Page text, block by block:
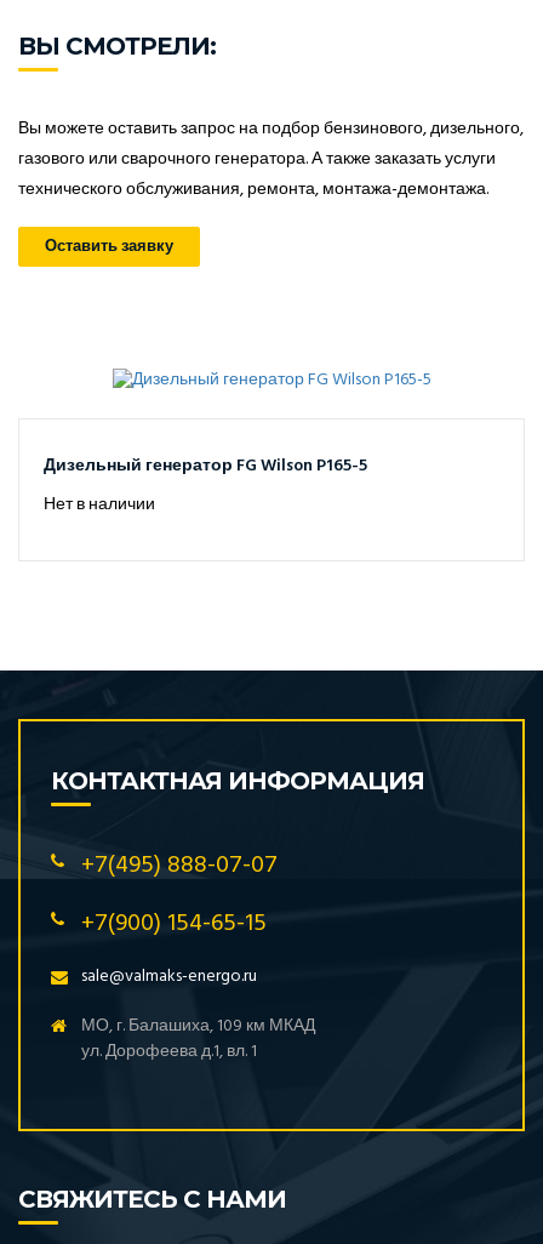
ВЫ СМОТРЕЛИ:
Вы можете оставить запрос на подбор бензинового, дизельного,
газового или сварочного генератора. А также заказать услуги
технического обслуживания, ремонта, монтажа-демонтажа.
Оставить заявку
Дизельный генератор FG Wilson P165-5
Нет в наличии
КОНТАКТНАЯ ИНФОРМАЦИЯ
+7(495) 888-07-07
+7(900) 154-65-15
sale@valmaks-energo.ru
МО, г. Балашиха, 109 км МКАД
ул. Дорофеева д.1, вл. 1
СВЯЖИТЕСЬ С НАМИ